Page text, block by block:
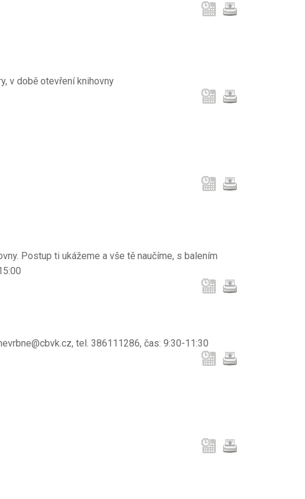
v době otevření knihovny
Postup ti ukážeme a vše tě naučíme, s balením
tel. 386111286, čas: 9:30-11:30